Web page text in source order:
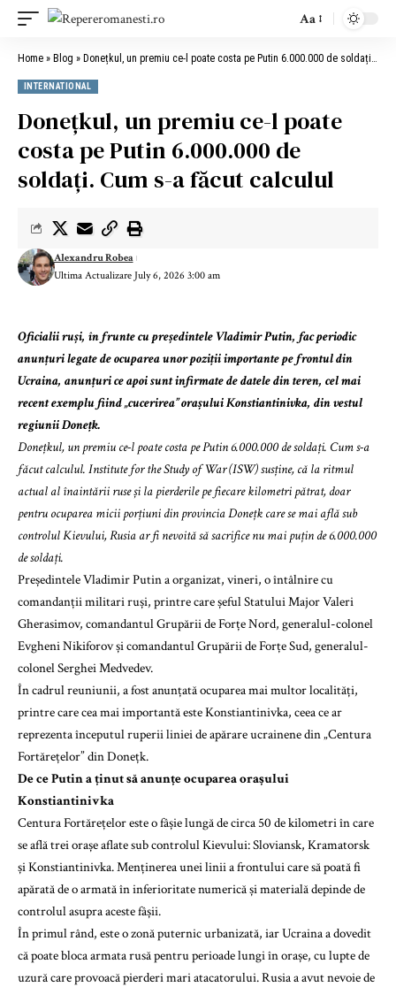
Aa
Home » Blog » Donețkul, un premiu ce-l poate costa pe Putin 6.000.000 de soldați. Cum s-a făcut calculul
INTERNATIONAL
Donețkul, un premiu ce-l poate
costa pe Putin 6.000.000 de
soldați. Cum s-a făcut calculul
Ultima Actualizare July 6, 2026 3:00 am
Alexandru Robea
Oficialii ruși, în frunte cu președintele Vladimir Putin, fac periodic
anunțuri legate de ocuparea unor poziții importante pe frontul din
Ucraina, anunțuri ce apoi sunt infirmate de datele din teren, cel mai
recent exemplu fiind „cucerirea” orașului Konstiantinivka, din vestul
regiunii Donețk.
Donețkul, un premiu ce-l poate costa pe Putin 6.000.000 de soldați. Cum s-a
făcut calculul. Institute for the Study of War (ISW) susține, că la ritmul
actual al înaintării ruse și la pierderile pe fiecare kilometri pătrat, doar
pentru ocuparea micii porțiuni din provincia Donețk care se mai află sub
controlul Kievului, Rusia ar fi nevoită să sacrifice nu mai puțin de 6.000.000
de soldați.
Președintele Vladimir Putin a organizat, vineri, o întâlnire cu
comandanții militari ruși, printre care șeful Statului Major Valeri
Gherasimov, comandantul Grupării de Forțe Nord, generalul-colonel
Evgheni Nikiforov și comandantul Grupării de Forțe Sud, generalul-
colonel Serghei Medvedev.
În cadrul reuniunii, a fost anunțată ocuparea mai multor localități,
printre care cea mai importantă este Konstiantinivka, ceea ce ar
reprezenta începutul ruperii liniei de apărare ucrainene din „Centura
Fortărețelor” din Donețk.
De ce Putin a ținut să anunțe ocuparea orașului
Konstiantinivka
Centura Fortărețelor este o fâșie lungă de circa 50 de kilometri în care
se află trei orașe aflate sub controlul Kievului: Sloviansk, Kramatorsk
și Konstiantinivka. Menținerea unei linii a frontului care să poată fi
apărată de o armată în inferioritate numerică și materială depinde de
controlul asupra aceste fâșii.
În primul rând, este o zonă puternic urbanizată, iar Ucraina a dovedit
că poate bloca armata rusă pentru perioade lungi în orașe, cu lupte de
uzură care provoacă pierderi mari atacatorului. Rusia a avut nevoie de